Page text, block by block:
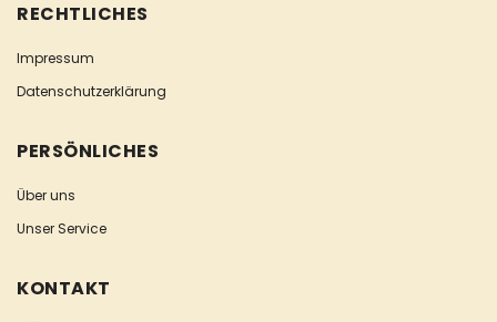
RECHTLICHES
Impressum
Datenschutzerklärung
PERSÖNLICHES
Über uns
Unser Service
KONTAKT